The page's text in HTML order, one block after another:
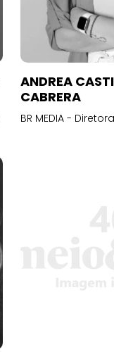
ANDREA
CABRERA
BR MEDIA -